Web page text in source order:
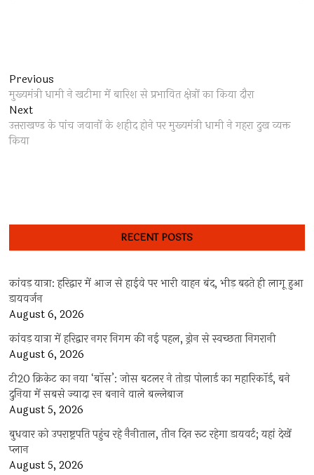
Post
navigation
Previous
post:
मुख्यमंत्री धामी ने खटीमा में बारिश से प्रभावित क्षेत्रों का किया दौरा
NextNext
post:
उत्तराखण्ड के पांच जवानों के शहीद होने पर मुख्यमंत्री धामी ने गहरा दुख व्यक्त
किया
RECENT POSTS
कांवड़ यात्रा: हरिद्वार में आज से हाईवे पर भारी वाहन बंद, भीड़ बढ़ते ही लागू हुआ
डायवर्जन
August 6, 2026
कांवड़ यात्रा में हरिद्वार नगर निगम की नई पहल, ड्रोन से स्वच्छता निगरानी
August 6, 2026
टी20 क्रिकेट का नया ‘बॉस’: जोस बटलर ने तोड़ा पोलार्ड का महारिकॉर्ड, बने
दुनिया में सबसे ज्यादा रन बनाने वाले बल्लेबाज
August 5, 2026
बुधवार को उपराष्ट्रपति पहुंच रहे नैनीताल, तीन दिन रूट रहेगा डायवर्ट; यहां देखें
प्‍लान
August 5, 2026